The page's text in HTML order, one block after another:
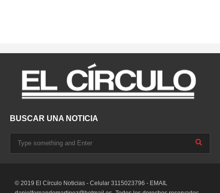
BUSCAR UNA NOTICIA
© 2019 El Círculo Noticias - Celular 3115023796 - EMAIL